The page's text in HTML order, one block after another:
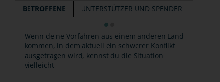
BETROFFENE UNTERSTÜTZER UND SPENDER
Wenn deine Vorfahren aus einem anderen Land
kommen, in dem aktuell ein schwerer Konflikt
ausgetragen wird, kennst du die Situation
vielleicht: